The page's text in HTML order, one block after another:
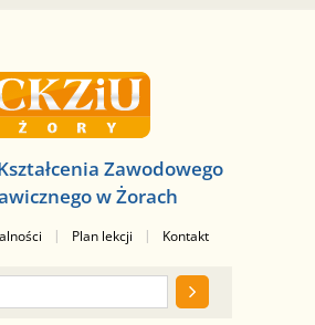
Zawodowego
w Żorach
| Plan lekcji | Kontakt